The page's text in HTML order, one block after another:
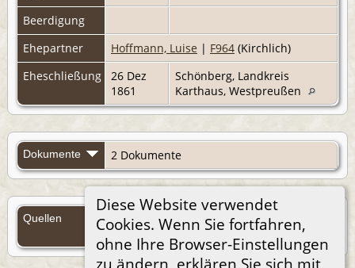
Diese Website verwendet
Cookies. Wenn Sie fortfahren,
ohne Ihre Browser-Einstellungen
zu ändern, erklären Sie sich mit
Beerdigung
Ehepartner
Hoffmann, Luise | F964 (Kirchlich)
Eheschließung
26 Dez
1861
Schönberg, Landkreis
Karthaus, Westpreußen
Dokumente 2 Dokumente
Quellen
Quellen (Anmelden)